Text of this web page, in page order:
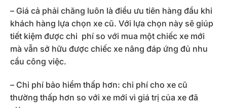
– Giá cả phải chăng luôn là điều ưu tiên hàng đầu khi
khách hàng lựa chọn xe cũ. Với lựa chọn này sẽ giúp
tiết kiệm được chi phí so với mua một chiếc xe mới
mà vẫn sở hữu được chiếc xe nâng đáp ứng đủ nhu
cầu công việc.
– Chi phí bảo hiểm thấp hơn: chi phí cho xe cũ
thường thấp hơn so với xe mới vì giá trị của xe đã